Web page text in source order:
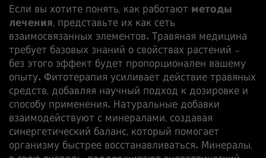
Если вы хотите понять, как работают методы
лечения, представьте их как сеть
взаимосвязанных элементов. Травяная медицина
требует базовых знаний о свойствах растений –
без этого эффект будет пропорционален вашему
опыту. Фитотерапия усиливает действие травяных
средств, добавляя научный подход к дозировке и
способу применения. Натуральные добавки
взаимодействуют с минералами, создавая
синергетический баланс, который помогает
организму быстрее восстанавливаться. Минералы,